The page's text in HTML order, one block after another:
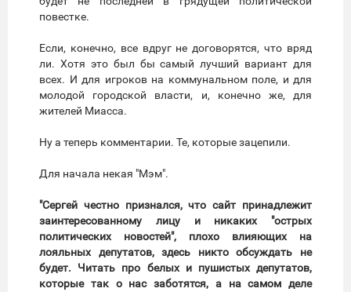
повестке.
Если, конечно, все вдруг не договорятся, что вряд
ли. Хотя это был бы самый лучший вариант для
всех. И для игроков на коммунальном поле, и для
молодой городской власти, и, конечно же, для
жителей Миасса.
Ну а теперь комментарии. Те, которые зацепили.
Для начала некая "Мэм".
"Сергей честно признался, что сайт принадлежит
заинтересованному лицу и никаких "острых
политических новостей", плохо влияющих на
лояльных депутатов, здесь никто обсуждать не
будет. Читать про белых и пушистых депутатов,
которые так о нас заботятся, а на самом деле